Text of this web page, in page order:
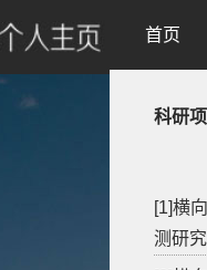
首页
科研
[1]横
测研